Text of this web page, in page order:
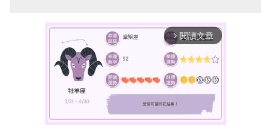
arrow_forward_ios 閱讀文章